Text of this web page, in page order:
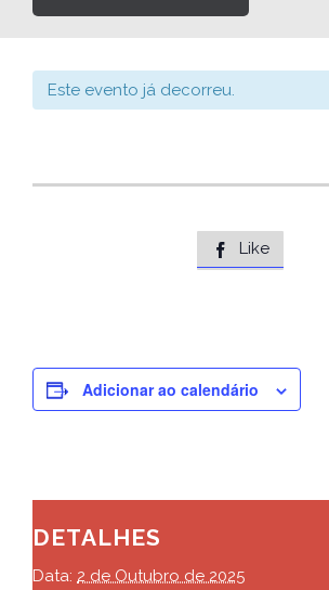
Este evento já decorreu.
 Like
Adicionar ao calendário
DETALHES
Data: 2 de Outubro de 2025